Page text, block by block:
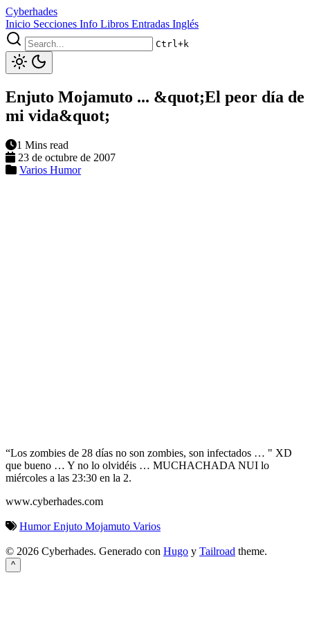
Cyberhades
Inicio Secciones Info Libros Entradas Inglés
Ctrl+k
Enjuto Mojamuto ... &quot;El peor día de
mi vida&quot;
1 Mins read
23 de octubre de 2007
Varios Humor
“Los zombies de 28 días no son zombies, son infectados … " XD
que bueno … Y no lo olvidéis … MUCHACHADA NUI lo
miércoles a las 23:30 en la 2.
www.cyberhades.com
HumorEnjuto Mojamuto Varios
© 2026 Cyberhades. Generado con Hugo y Tailroad theme.
^